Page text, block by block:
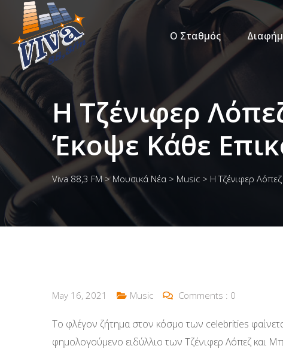
Ο Σταθμός
Η Τζένιφερ
Έκοψε Κάθε
Viva 88,3 FM> Μουσικά Νέα > Music > Η Τζένιφερ
May 16, 2021 Music Comments : 0
Το φλέγον ζήτημα στον κόσμο των celebrities
φημολογούμενο ειδύλλιο των Τζένιφερ Λόπεζ και